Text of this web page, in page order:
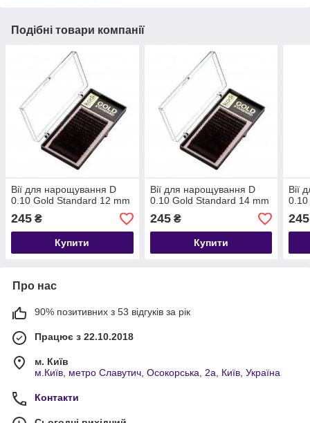
Подібні товари компанії
Вії для нарощування D
0.10 Gold Standard 12 mm
245 ₴
Купити
Вії для нарощування D
0.10 Gold Standard 14 mm
245₴
Купити
Вії
0.10
245
Про нас
90% позитивних з 53 відгуків за рік
Працює з 22.10.2018
м. Київ
м.Київ, метро Славутич, Осокорська, 2а, Київ, Україна
Контакти